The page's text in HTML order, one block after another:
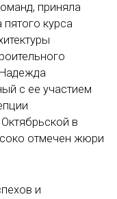
приняла
пятого курса
с ее участием
в
отмечен жюри
и